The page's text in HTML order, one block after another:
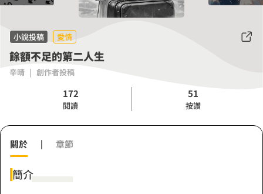
小說投稿 愛情
餘額不足的第二人生
辛晴 | 創作者投稿
172
閱讀
51
按讚
關於 | 章節
簡介